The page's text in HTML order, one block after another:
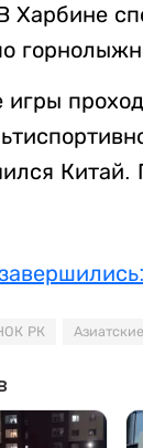
Харбине
игры
РК